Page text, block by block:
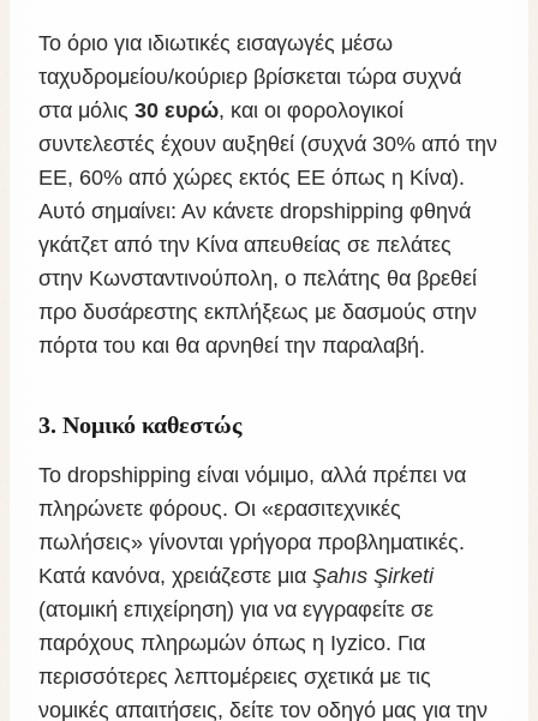
Το όριο για ιδιωτικές εισαγωγές μέσω
ταχυδρομείου/κούριερ βρίσκεται τώρα συχνά
στα μόλις 30 ευρώ, και οι φορολογικοί
συντελεστές έχουν αυξηθεί (συχνά 30% από την
ΕΕ, 60% από χώρες εκτός ΕΕ όπως η Κίνα).
Αυτό σημαίνει: Αν κάνετε dropshipping φθηνά
γκάτζετ από την Κίνα απευθείας σε πελάτες
στην Κωνσταντινούπολη, ο πελάτης θα βρεθεί
προ δυσάρεστης εκπλήξεως με δασμούς στην
πόρτα του και θα αρνηθεί την παραλαβή.
3. Νομικό καθεστώς
Το dropshipping είναι νόμιμο, αλλά πρέπει να
πληρώνετε φόρους. Οι «ερασιτεχνικές
πωλήσεις» γίνονται γρήγορα προβληματικές.
Κατά κανόνα, χρειάζεστε μια Şahıs Şirketi
(ατομική επιχείρηση) για να εγγραφείτε σε
παρόχους πληρωμών όπως η Iyzico. Για
περισσότερες λεπτομέρειες σχετικά με τις
νομικές απαιτήσεις, δείτε τον οδηγό μας για την